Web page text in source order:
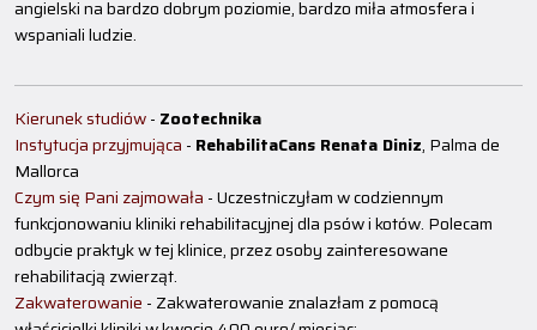
angielski na bardzo dobrym poziomie, bardzo miła atmosfera i
wspaniali ludzie.
Kierunek studiów- Zootechnika
Instytucja przyjmująca - RehabilitaCans Renata Diniz, Palma de
Mallorca
Czym się Pani zajmowała - Uczestniczyłam w codziennym
funkcjonowaniu kliniki rehabilitacyjnej dla psów i kotów. Polecam
odbycie praktyk w tej klinice, przez osoby zainteresowane
rehabilitacją zwierząt.
Zakwaterowanie - Zakwaterowanie znalazłam z pomocą